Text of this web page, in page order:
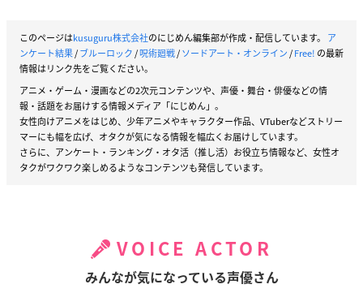
このページはkusuguru株式会社のにじめん編集部が作成・配信しています。 ア
ンケート結果/ブルーロック/呪術廻戦/ソードアート・オンライン/Free! の最新
情報はリンク先をご覧ください。
アニメ・ゲーム・漫画などの2次元コンテンツや、声優・舞台・俳優などの情
報・話題をお届けする情報メディア「にじめん」。
女性向けアニメをはじめ、少年アニメやキャラクター作品、VTuberなどストリー
マーにも幅を広げ、オタクが気になる情報を幅広くお届けしています。
さらに、アンケート・ランキング・オタ活（推し活）お役立ち情報など、女性オ
タクがワクワク楽しめるようなコンテンツも発信しています。
VOICE ACTOR
みんなが気になっている声優さん